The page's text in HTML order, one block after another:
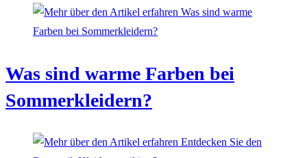
Was sind warme Farben bei
Sommerkleidern?